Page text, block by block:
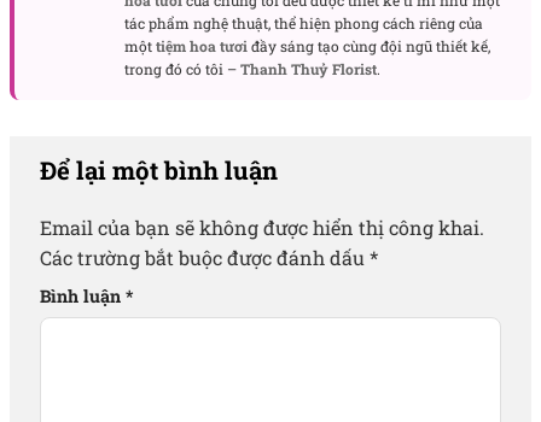
tác phẩm nghệ thuật, thể hiện phong cách riêng của
mộttiệm hoa tươi đầy sáng tạo cùng đội ngũ thiết kế,
trong đó có tôi –Thanh Thuỷ Florist.
Để lại một bình luận
Email của bạn sẽ không được hiển thị công khai.
Các trường bắt buộc được đánh dấu *
Bình luận *